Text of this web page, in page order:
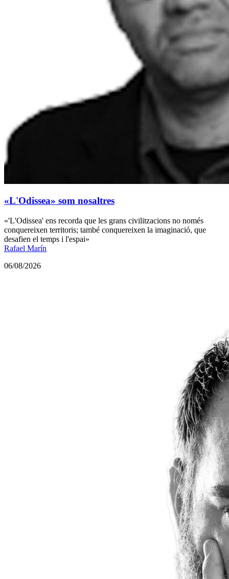
«L'Odissea» som nosaltres
«'L'Odissea' ens recorda que les grans civilitzacions no només
conquereixen territoris; també conquereixen la imaginació, que
desafien el temps i l'espai»
Rafael Marín
06/08/2026